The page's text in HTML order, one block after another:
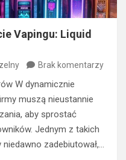
Vapingu: Liquid
Brak komentarzy
W dynamicznie
muszą nieustannie
aby sprostać
Jednym z takich
zadebiutował,…